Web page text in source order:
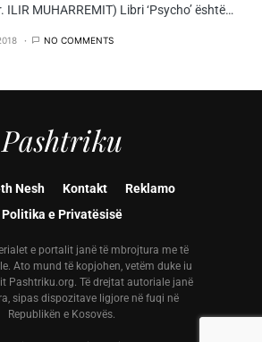
MUHARREMIT) Libri ‘Psycho’ është…
NO COMMENTS
Pashtriku
Nesh Kontakt
Reklamo
Politika e Privatësisë
e portalit janë të mbrojtura me të
Ato mund të kopjohen, vetëm duke iu
Pashtriku.org. Të drejtat autoriale janë
sipas dispozitave ligjore në fuqi në
Republikën e Kosovës.